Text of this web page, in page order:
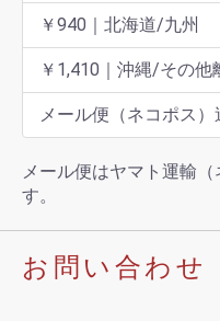
￥940｜北海道/九州
￥1,410｜沖縄/その他
メール便（ネコポス
メール便はヤマト運輸
す。
お問い合わせ